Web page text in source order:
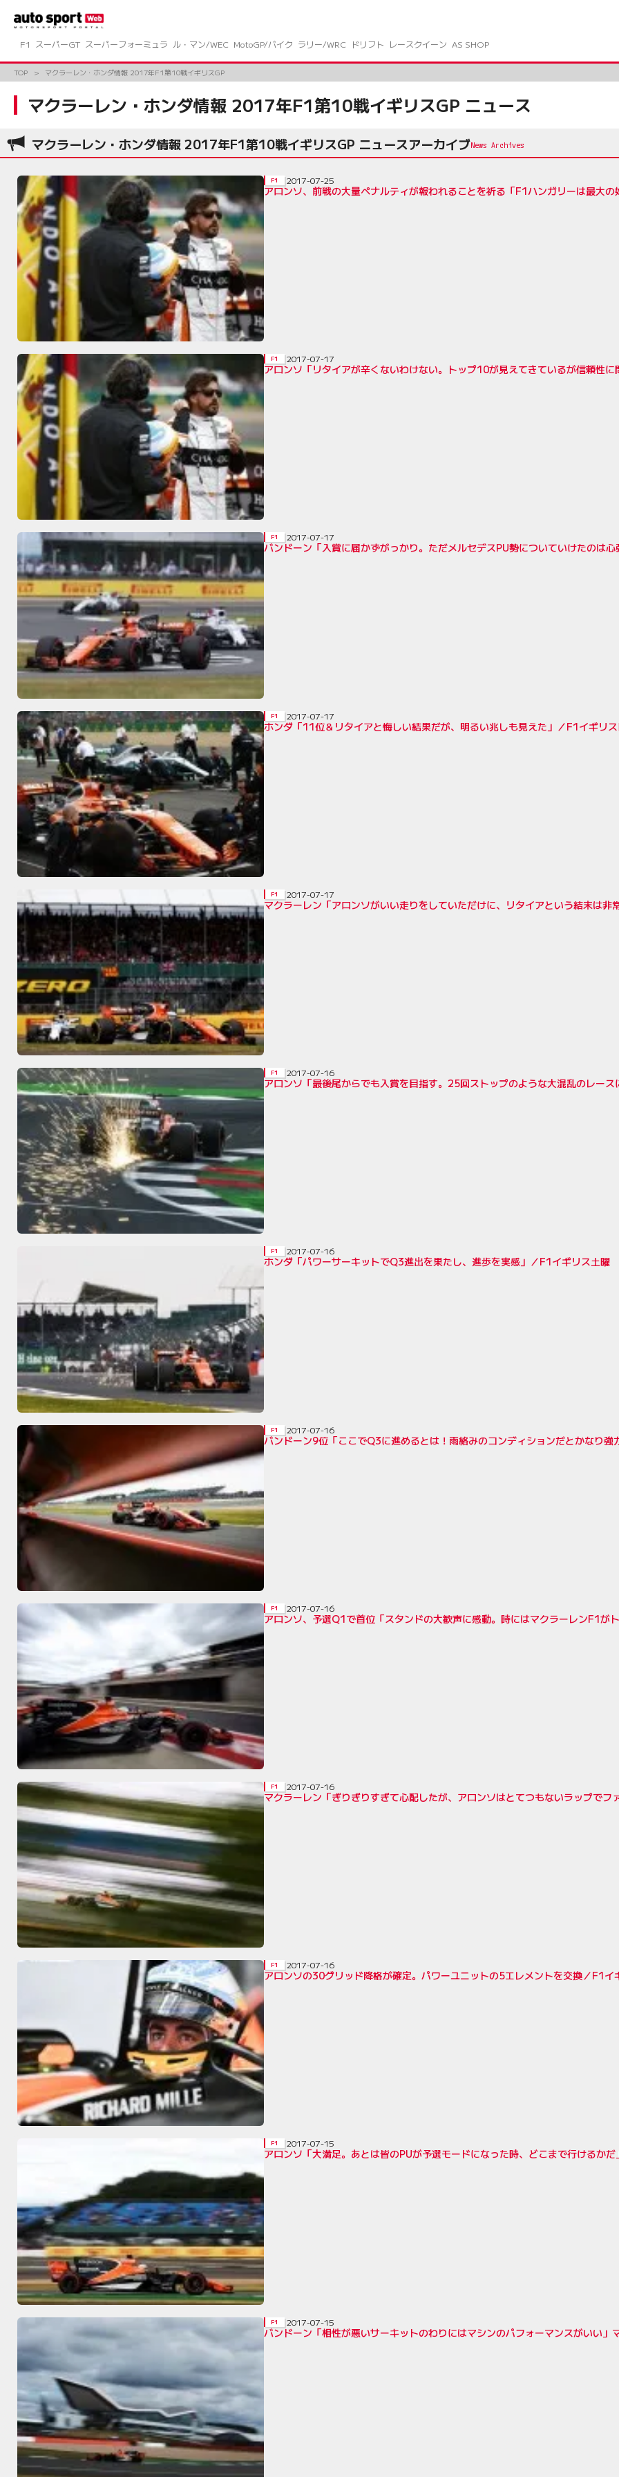
ツ
ス
F1
スーパーGT スーパーフォーミュラ ル・マン/WEC MotoGP/バイク ラリー/WRC ドリフト レースクイーン AS SHOP
TOP マクラーレン・ホンダ情報 2017年F1第10戦イギリスGP
マクラーレン・ホンダ情報 2017年F1第10戦イギリスGP ニュース
マクラーレン・ホンダ情報 2017年F1第10戦イギリスGP ニュースアーカイブ
アロンソ、前戦の大量ペナルティが報われることを祈る「F1ハンガリーは最大の
F1 2017-07-25
アロンソ「リタイアが辛くないわけない。トップ10が見えてきているが信頼性
F1 2017-07-17
バンドーン「入賞に届かずがっかり。ただメルセデスPU勢についていけたのは
F1 2017-07-17
ホンダ「11位＆リタイアと悔しい結果だが、明るい兆しも見えた」／F1イギリ
F1 2017-07-17
マクラーレン「アロンソがいい走りをしていただけに、リタイアという結末は非
F1 2017-07-17
アロンソ「最後尾からでも入賞を目指す。25回ストップのような大混乱のレース
F1 2017-07-16
ホンダ「パワーサーキットでQ3進出を果たし、進歩を実感」／F1イギリス土曜
F1 2017-07-16
バンドーン9位「ここでQ3に進めるとは！雨絡みのコンディションだとかなり強
F1 2017-07-16
アロンソ、予選Q1で首位「スタンドの大歓声に感動。時にはマクラーレンF1が
F1 2017-07-16
マクラーレン「ぎりぎりすぎて心配したが、アロンソはとてつもないラップでフ
F1 2017-07-16
アロンソの30グリッド降格が確定。パワーユニットの5エレメントを交換／F1イ
F1 2017-07-16
アロンソ「大満足。あとは皆のPUが予選モードになった時、どこまで行けるか
F1 2017-07-15
バンドーン「相性が悪いサーキットのわりにはマシンのパフォーマンスがいい」
F1 2017-07-15